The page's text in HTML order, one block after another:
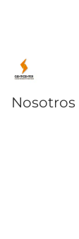
Nosotros